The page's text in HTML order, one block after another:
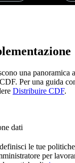
una panoramica
Per una guida
Distribuire CDF.
dati
le tue
per